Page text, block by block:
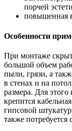
порчей
повышенная
Особенности
При монтаже
большой объем
пыли, грязи, а
в стенах и на
размера. Для этого
крепится
гипсовой
также потребуется